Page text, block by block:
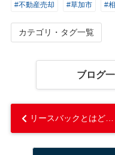
#不動産売却 #草加市 #
カテゴリ・タグ一覧
ブログ
リースバックとはどのようなもの？親族間売買でおこなう際のポイントも解説...